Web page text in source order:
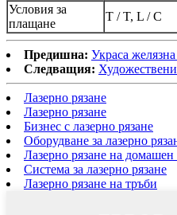
Условия за
плащане
T / T, L / C
Предишна: Украса
Следващия:
Лазерно рязане
Лазерно рязане
Бизнес с лазерно рязане
Оборудване за лазерно
Лазерно рязане на домашен
Система за лазерно рязане
Лазерно рязане на тръби